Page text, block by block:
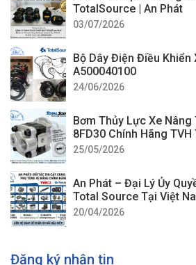
TotalSource | An Phát
03/07/2026
Bộ Dây Điện Điều Khiển
A500040100
24/06/2026
Bơm Thủy Lực Xe Nâng
8FD30 Chính Hãng
25/05/2026
An Phát – Đại Lý Ủy
Total Source Tại Việt
20/04/2026
Đăng ký nhận tin